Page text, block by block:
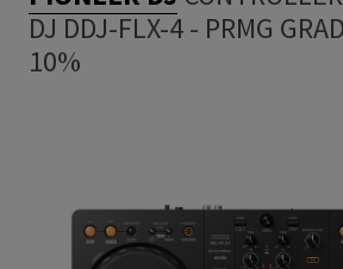
DJ DDJ-FLX-4- PRMG
10%